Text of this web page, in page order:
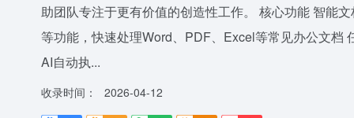
助团队专注于更有价值的创造性工作。 核心功能 智能
等功能，快速处理Word、PDF、Excel等常见办公文档
AI自动执...
收录时间：
2026-04-12